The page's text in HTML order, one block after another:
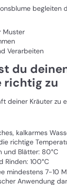
begleiten
Muster
Verarbeiten
du
richtig zu
deiner Kräuter zu
kalkarmes
richtige
und Blätter: 80°C
Rinden: 100°C
mindestens 7-10
Anwendung